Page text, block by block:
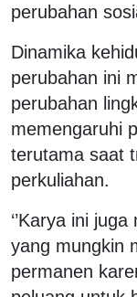
perubahan
Dinamika
perubahan ini
perubahan
memengaruhi
terutama saat
perkuliahan.
‘’Karya ini
yang mungkin
permanen